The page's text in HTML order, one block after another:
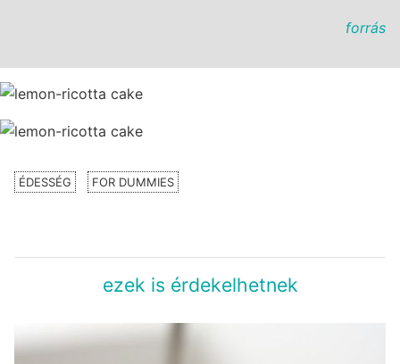
forrás
ÉDESSÉG FOR DUMMIES
ezek is érdekelhetnek